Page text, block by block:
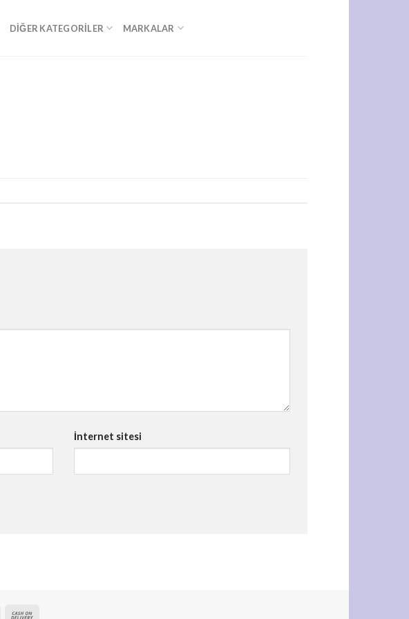
DIĞER KATEGORILER MARKALAR
İnternet sitesi